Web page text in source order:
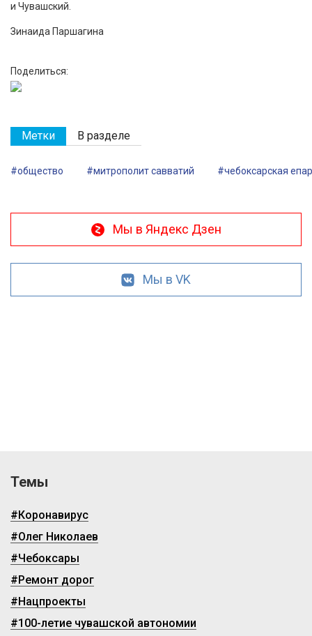
и Чувашский.
Зинаида Паршагина
Поделиться:
Метки В разделе
#общество #митрополит савватий #чебоксарская
Мы в Яндекс Дзен
Мы в VK
Темы
#Коронавирус
#Олег Николаев
#Чебоксары
#Ремонт дорог
#Нацпроекты
#100-летие чувашской автономии